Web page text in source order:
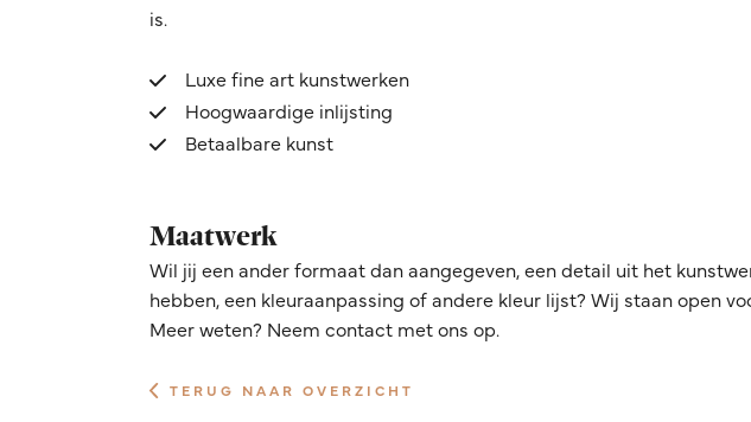
is.
Luxe fine art kunstwerken
Hoogwaardige inlijsting
Betaalbare kunst
Maatwerk
Wil jij een ander formaat dan aangegeven, een detail uit het
hebben, een kleuraanpassing of andere kleur lijst? Wij staan open
Meer weten? Neem contact met ons op.
TERUG NAAR OVERZICHT